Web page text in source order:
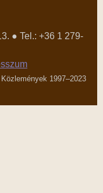
● Tel.: +36 1 279-
1997–2023